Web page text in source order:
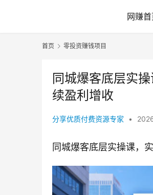
网赚
首页 零投资赚钱项目
同城爆客底层实
续盈利增收
分享优质付费资源专家 •
同城爆客底层实操课，